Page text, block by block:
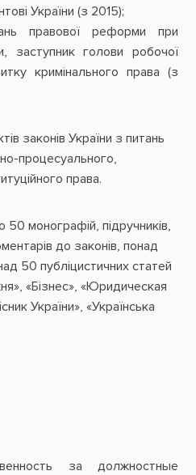
України (з 2015);
правової реформи при
заступник голови робочої
кримінального права (з
законів України з питань
процесуального,
права.
50 монографій, підручників,
до законів, понад
50 публіцистичних статей
«Бізнес», «Юридическая
України», «Українська
за должностные